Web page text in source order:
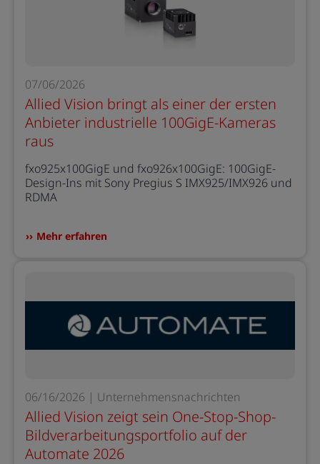
07/06/2026
Allied Vision bringt als einer der ersten
Anbieter industrielle 100GigE-Kameras
raus
fxo925x100GigE und fxo926x100GigE: 100GigE-
Design-Ins mit Sony Pregius S IMX925/IMX926 und
RDMA
Mehr erfahren
06/16/2026 | Unternehmensnachrichten
Allied Vision zeigt sein One-Stop-Shop-
Bildverarbeitungsportfolio auf der
Automate 2026